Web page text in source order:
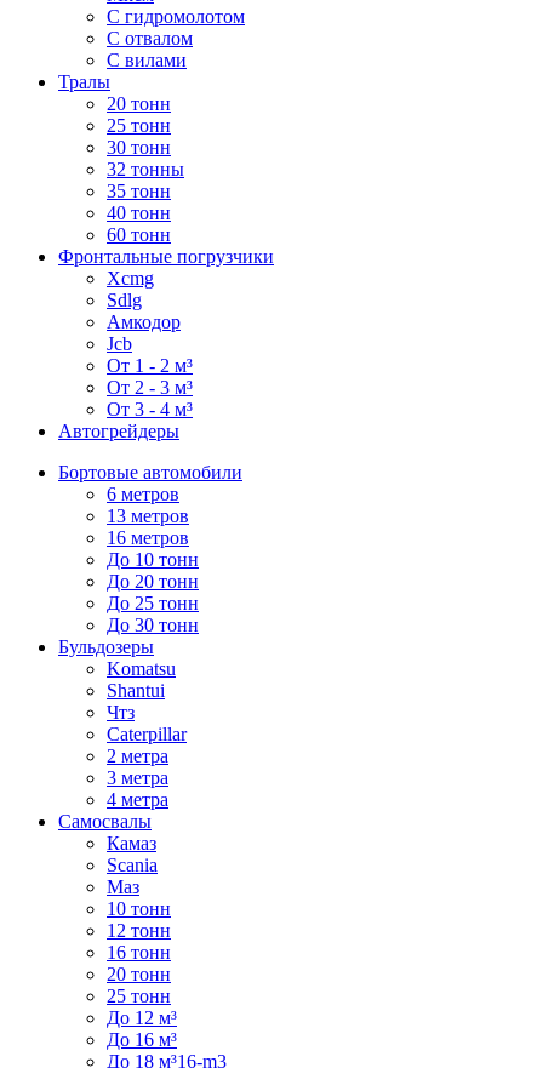
С гидромолотом
С отвалом
С вилами
Тралы
20 тонн
25 тонн
30 тонн
32 тонны
35 тонн
40 тонн
60 тонн
Фронтальные погрузчики
Xcmg
Sdlg
Амкодор
Jcb
От 1 - 2 м³
От 2 - 3 м³
От 3 - 4 м³
Автогрейдеры
Бортовые автомобили
6 метров
13 метров
16 метров
До 10 тонн
До 20 тонн
До 25 тонн
До 30 тонн
Бульдозеры
Komatsu
Shantui
Чтз
Caterpillar
2 метра
3 метра
4 метра
Самосвалы
Камаз
Scania
Маз
10 тонн
12 тонн
16 тонн
20 тонн
25 тонн
До 12 м³
До 16 м³
До 18 м³16-m3